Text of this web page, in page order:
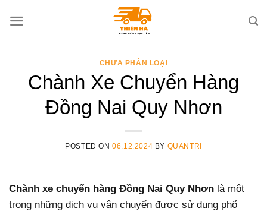
CHƯA PHÂN LOẠI
Chành Xe Chuyển Hàng
Đồng Nai Quy Nhơn
POSTED ON06.12.2024 BY QUANTRI
Chành xe chuyển hàng Đồng Nai Quy Nhơn là một
trong những dịch vụ vận chuyển được sử dụng phổ